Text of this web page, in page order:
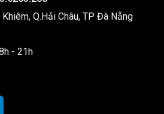
Q.Hải Châu, TP Đà Nẵng
- 21h